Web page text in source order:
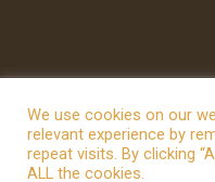
© 2026 Betheme by
We use cookies on our
relevant experience by
repeat visits. By clicking
ALL the cookies.